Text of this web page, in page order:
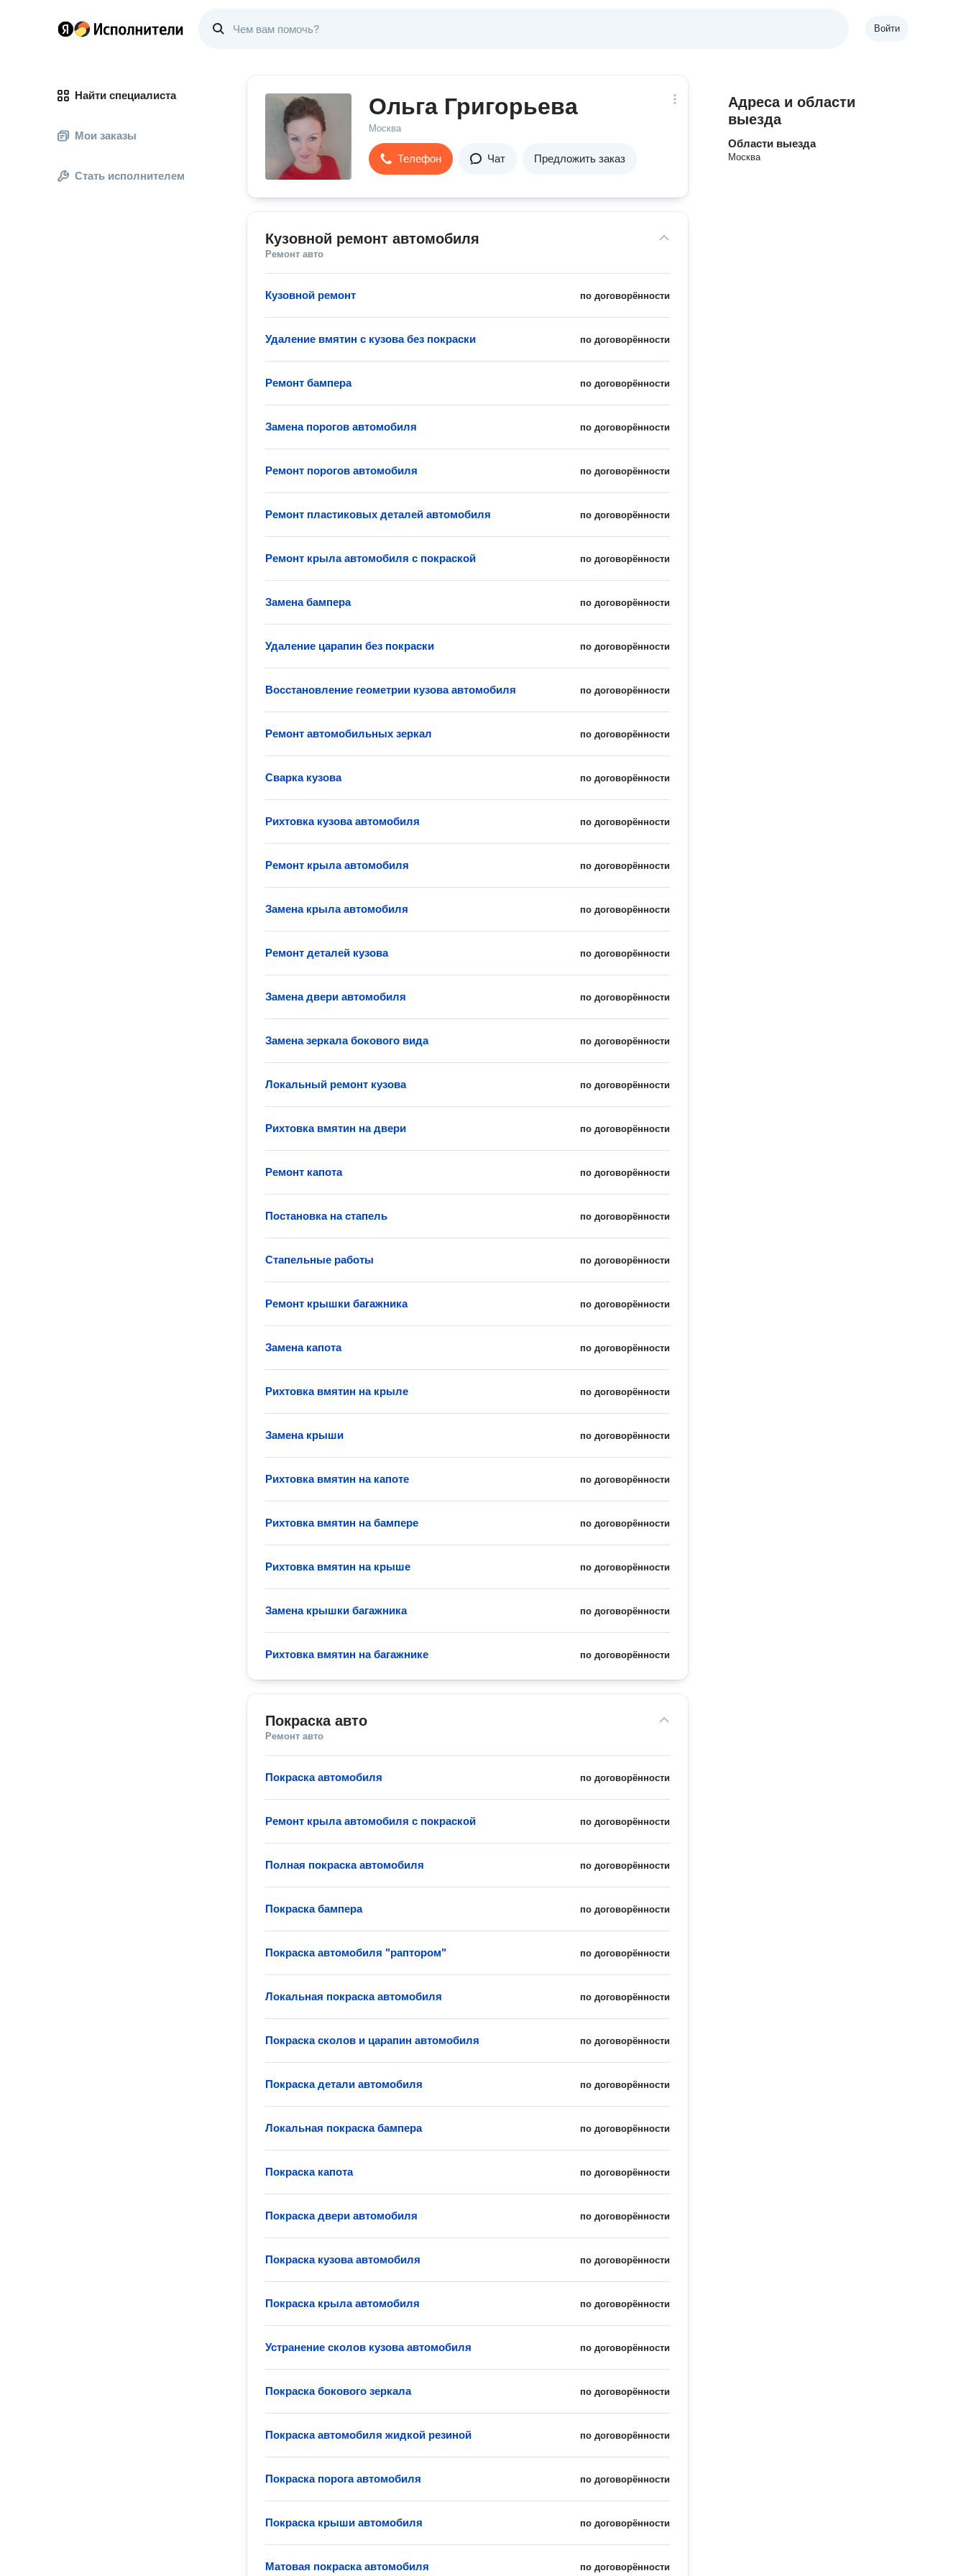
Войти
Найти специалиста
Мои заказы
Стать исполнителем
Ольга Григорьева
Москва
Телефон Чат Предложить заказ
Кузовной ремонт автомобиля
Ремонт авто
по договорённости
Кузовной ремонт
по договорённости
Удаление вмятин с кузова без покраски
по договорённости
Ремонт бампера
по договорённости
Замена порогов автомобиля
по договорённости
Ремонт порогов автомобиля
по договорённости
Ремонт пластиковых деталей автомобиля
по договорённости
Ремонт крыла автомобиля с покраской
по договорённости
Замена бампера
по договорённости
Удаление царапин без покраски
по договорённости
Восстановление геометрии кузова автомобиля
по договорённости
Ремонт автомобильных зеркал
по договорённости
Сварка кузова
по договорённости
Рихтовка кузова автомобиля
по договорённости
Ремонт крыла автомобиля
по договорённости
Замена крыла автомобиля
по договорённости
Ремонт деталей кузова
по договорённости
Замена двери автомобиля
по договорённости
Замена зеркала бокового вида
по договорённости
Локальный ремонт кузова
по договорённости
Рихтовка вмятин на двери
по договорённости
Ремонт капота
по договорённости
Постановка на стапель
по договорённости
Стапельные работы
по договорённости
Ремонт крышки багажника
по договорённости
Замена капота
по договорённости
Рихтовка вмятин на крыле
по договорённости
Замена крыши
по договорённости
Рихтовка вмятин на капоте
по договорённости
Рихтовка вмятин на бампере
по договорённости
Рихтовка вмятин на крыше
по договорённости
Замена крышки багажника
по договорённости
Рихтовка вмятин на багажнике
Покраска авто
Ремонт авто
по договорённости
Покраска автомобиля
по договорённости
Ремонт крыла автомобиля с покраской
по договорённости
Полная покраска автомобиля
по договорённости
Покраска бампера
по договорённости
Покраска автомобиля "раптором"
по договорённости
Локальная покраска автомобиля
по договорённости
Покраска сколов и царапин автомобиля
по договорённости
Покраска детали автомобиля
по договорённости
Локальная покраска бампера
по договорённости
Покраска капота
по договорённости
Покраска двери автомобиля
по договорённости
Покраска кузова автомобиля
по договорённости
Покраска крыла автомобиля
по договорённости
Устранение сколов кузова автомобиля
по договорённости
Покраска бокового зеркала
по договорённости
Покраска автомобиля жидкой резиной
по договорённости
Покраска порога автомобиля
по договорённости
Покраска крыши автомобиля
по договорённости
Матовая покраска автомобиля
Адреса и области
выезда
Области выезда
Москва